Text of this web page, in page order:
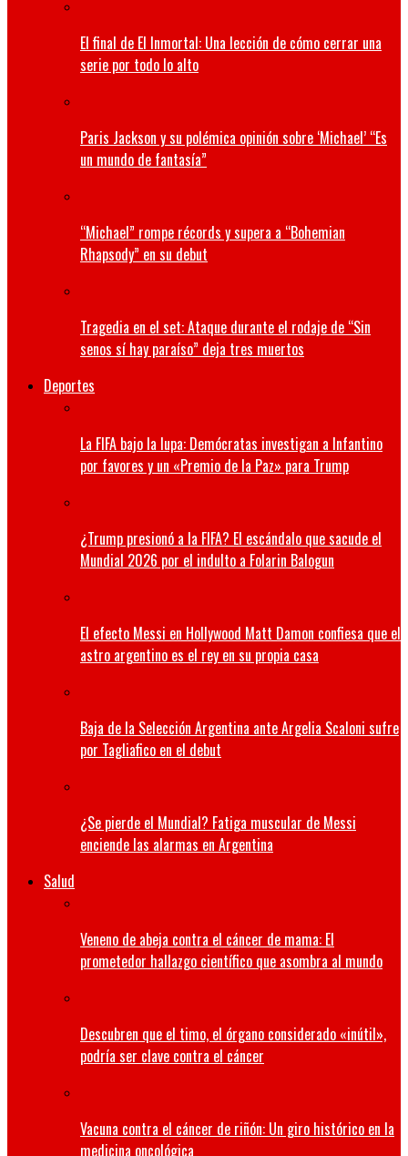
El final de El Inmortal: Una lección de cómo cerrar una
serie por todo lo alto
Paris Jackson y su polémica opinión sobre ‘Michael’ “Es
un mundo de fantasía”
“Michael” rompe récords y supera a “Bohemian
Rhapsody” en su debut
Tragedia en el set: Ataque durante el rodaje de “Sin
senos sí hay paraíso” deja tres muertos
Deportes
La FIFA bajo la lupa: Demócratas investigan a Infantino
por favores y un «Premio de la Paz» para Trump
¿Trump presionó a la FIFA? El escándalo que sacude el
Mundial 2026 por el indulto a Folarin Balogun
El efecto Messi en Hollywood Matt Damon confiesa que el
astro argentino es el rey en su propia casa
Baja de la Selección Argentina ante Argelia Scaloni sufre
por Tagliafico en el debut
¿Se pierde el Mundial? Fatiga muscular de Messi
enciende las alarmas en Argentina
Salud
Veneno de abeja contra el cáncer de mama: El
prometedor hallazgo científico que asombra al mundo
Descubren que el timo, el órgano considerado «inútil»,
podría ser clave contra el cáncer
Vacuna contra el cáncer de riñón: Un giro histórico en la
medicina oncológica